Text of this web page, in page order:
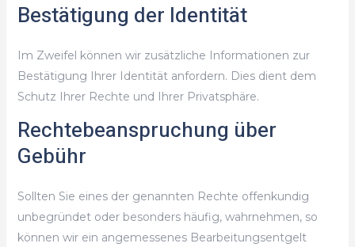
Bestätigung der Identität
Im Zweifel können wir zusätzliche Informationen zur
Bestätigung Ihrer Identität anfordern. Dies dient dem
Schutz Ihrer Rechte und Ihrer Privatsphäre.
Rechtebeanspruchung über
Gebühr
Sollten Sie eines der genannten Rechte offenkundig
unbegründet oder besonders häufig, wahrnehmen, so
können wir ein angemessenes Bearbeitungsentgelt